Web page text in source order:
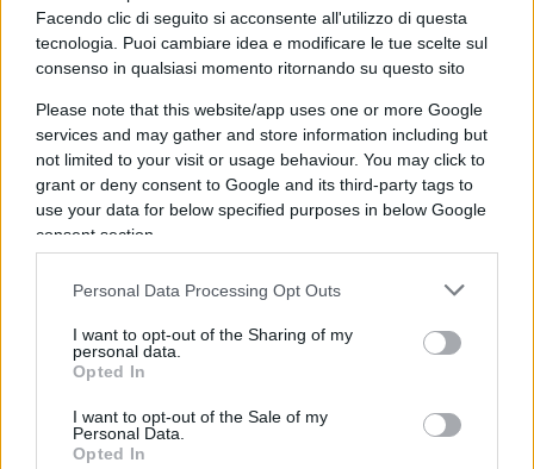
Facendo clic di seguito si acconsente all'utilizzo di questa
tecnologia. Puoi cambiare idea e modificare le tue scelte sul
consenso in qualsiasi momento ritornando su questo sito
Please note that this website/app uses one or more Google
services and may gather and store information including but
not limited to your visit or usage behaviour. You may click to
grant or deny consent to Google and its third-party tags to
use your data for below specified purposes in below Google
consent section.
Personal Data Processing Opt Outs
I want to opt-out of the Sharing of my
personal data.
Opted In
I want to opt-out of the Sale of my
Personal Data.
Opted In
Che modo immaturo, infantile di aggirare le
contraddizioni, facendo gli splendidi: molto Lella
Schlein, per dire inconsistente, velleitario.
Precisamente quanto esprime lo scrittore peraltro
di sinistra Francesco Cataluccio nel saggio
Immaturità: la malattia del nostro tempo
ha 20 anni, trascorsi i quali la situazione più che
peggiorata risulta disperata: in politica, nei partiti,
nelle istituzioni comandano i Peter Pan, irrisolti e
feroci come bambini viziati, incapaci di esprimere
armocromista.